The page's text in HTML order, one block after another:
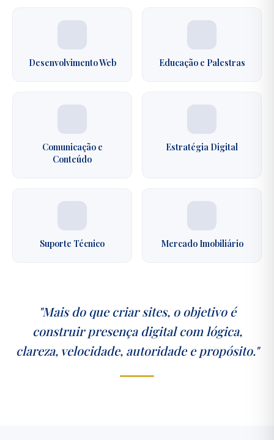
Desenvolvimento Web Educação e Palestras
Comunicação e
Conteúdo
Estratégia Digital
Suporte Técnico Mercado Imobiliário
"Mais do que criar sites, o objetivo é
construir presença digital com lógica,
clareza, velocidade, autoridade e propósito."